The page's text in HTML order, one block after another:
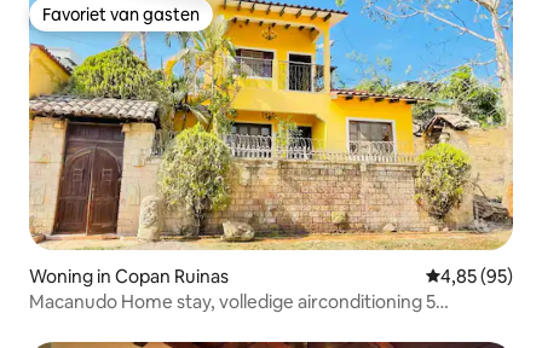
Favoriet van gasten
Favoriet van gasten
Woning in Copan Ruinas Gemiddelde
4,85 (95)
Macanudo Home stay, volledige airconditioning 5